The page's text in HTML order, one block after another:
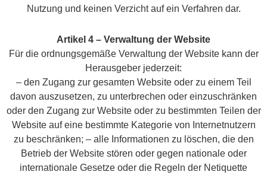
Nutzung und keinen Verzicht auf ein Verfahren dar.
Artikel 4 – Verwaltung der Website
Für die ordnungsgemäße Verwaltung der Website kann der
Herausgeber jederzeit:
– den Zugang zur gesamten Website oder zu einem Teil
davon auszusetzen, zu unterbrechen oder einzuschränken
oder den Zugang zur Website oder zu bestimmten Teilen der
Website auf eine bestimmte Kategorie von Internetnutzern
zu beschränken; – alle Informationen zu löschen, die den
Betrieb der Website stören oder gegen nationale oder
internationale Gesetze oder die Regeln der Netiquette